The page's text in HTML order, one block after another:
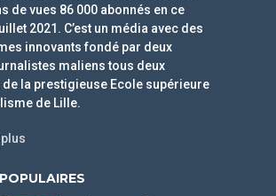
de vues 86 000 abonnés en ce
2021. C’est un média avec des
innovants fondé par deux
maliens tous deux
la prestigieuse Ecole supérieure
de Lille.